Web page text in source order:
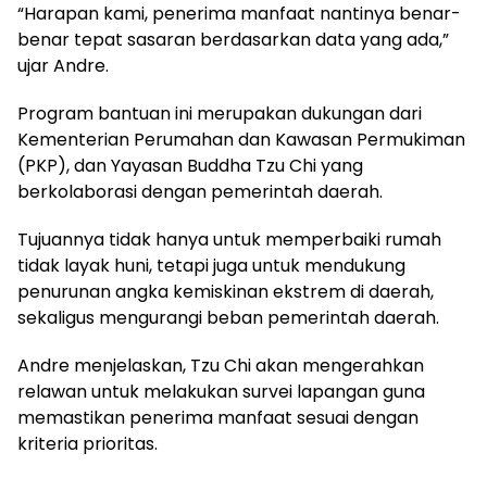
“Harapan kami, penerima manfaat nantinya benar-
benar tepat sasaran berdasarkan data yang ada,”
ujar Andre.
Program bantuan ini merupakan dukungan dari
Kementerian Perumahan dan Kawasan Permukiman
(PKP), dan Yayasan Buddha Tzu Chi yang
berkolaborasi dengan pemerintah daerah.
Tujuannya tidak hanya untuk memperbaiki rumah
tidak layak huni, tetapi juga untuk mendukung
penurunan angka kemiskinan ekstrem di daerah,
sekaligus mengurangi beban pemerintah daerah.
Andre menjelaskan, Tzu Chi akan mengerahkan
relawan untuk melakukan survei lapangan guna
memastikan penerima manfaat sesuai dengan
kriteria prioritas.